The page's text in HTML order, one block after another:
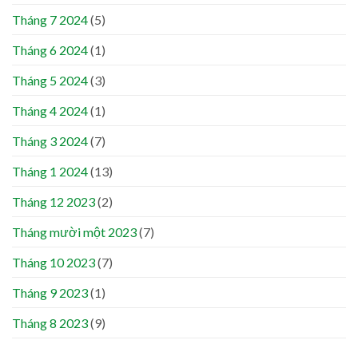
Tháng 7 2024(5)
Tháng 6 2024(1)
Tháng 5 2024(3)
Tháng 4 2024(1)
Tháng 3 2024(7)
Tháng 1 2024(13)
Tháng 12 2023(2)
Tháng mười một 2023(7)
Tháng 10 2023(7)
Tháng 9 2023(1)
Tháng 8 2023(9)